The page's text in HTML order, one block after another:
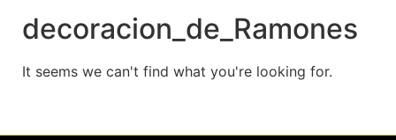
decoracion_de_Ramones
It seems we can't find what you're looking for.